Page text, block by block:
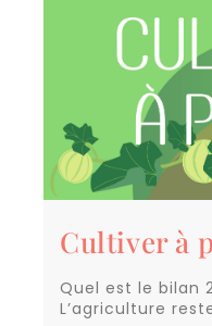
Cultiver à
Quel est le bilan
L’agriculture